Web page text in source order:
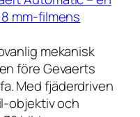
mm-filmens
mekanisk
före Gevaerts
Med fjäderdriven
objektiv och